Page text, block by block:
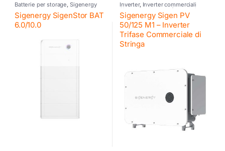
Batterie per storage, Sigenergy
Sigenergy SigenStor BAT
6.0/10.0
Inverter, Inverter commerciali
Sigenergy Inverter fotovoltaico
Sigenergy
Sigenergy Sigen PV
50/125 M1 – Inverter
Trifase Commerciale di
Stringa